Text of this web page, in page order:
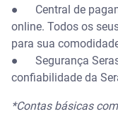
● Central de
online. Todos os
para sua
● Segurança
confiabilidade da
*Contas básicas